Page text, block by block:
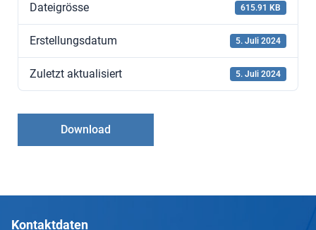
Dateigrösse 615.91 KB
Erstellungsdatum 5. Juli 2024
Zuletzt aktualisiert 5. Juli 2024
Download
Kontaktdaten